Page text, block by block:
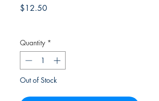
$12.50Price
Quantity *
Out of Stock